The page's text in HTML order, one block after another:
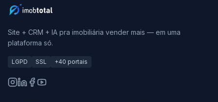
Site + CRM + IA pra imobiliária vender mais — em uma
plataforma só.
LGPD SSL +40 portais